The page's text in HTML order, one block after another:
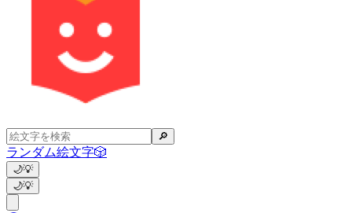
🔎
ランダム絵文字🎲
🌙💡
🌙💡